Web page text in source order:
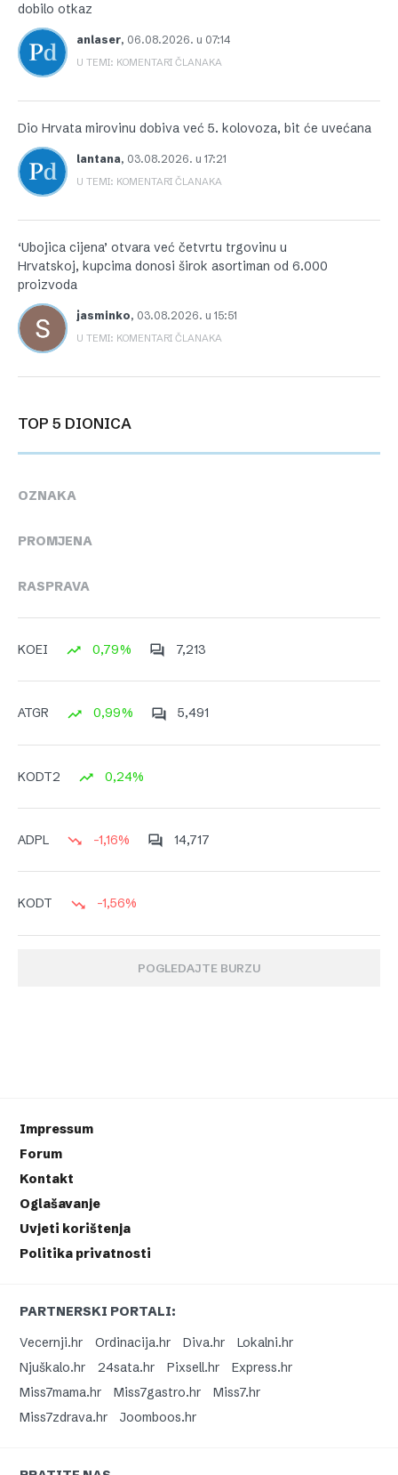
dobilo otkaz
anlaser, 06.08.2026. u 07:14
U TEMI: KOMENTARI ČLANAKA
Dio Hrvata mirovinu dobiva već 5. kolovoza, bit će uvećana
lantana, 03.08.2026. u 17:21
U TEMI: KOMENTARI ČLANAKA
‘Ubojica cijena’ otvara već četvrtu trgovinu u
Hrvatskoj, kupcima donosi širok asortiman od 6.000
proizvoda
jasminko, 03.08.2026. u 15:51
U TEMI: KOMENTARI ČLANAKA
TOP 5 DIONICA
OZNAKA
PROMJENA
RASPRAVA
KOEI 0,79% 7,213
ATGR 0,99% 5,491
KODT2 0,24%
ADPL -1,16% 14,717
KODT -1,56%
POGLEDAJTE BURZU
Impressum
Forum
Kontakt
Oglašavanje
Uvjeti korištenja
Politika privatnosti
PARTNERSKI PORTALI:
Vecernji.hr
Ordinacija.hr Diva.hr
Lokalni.hr
Njuškalo.hr
24sata.hr Pixsell.hr
Express.hr
Miss7mama.hr
Miss7gastro.hr
Miss7.hr
Miss7zdrava.hr
Joomboos.hr